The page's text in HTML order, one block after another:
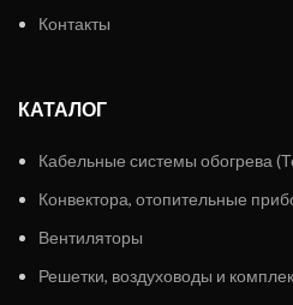
Контакты
КАТАЛОГ
Кабельные системы обогрева
Конвектора, отопительные
Вентиляторы
Решетки, воздуховоды и